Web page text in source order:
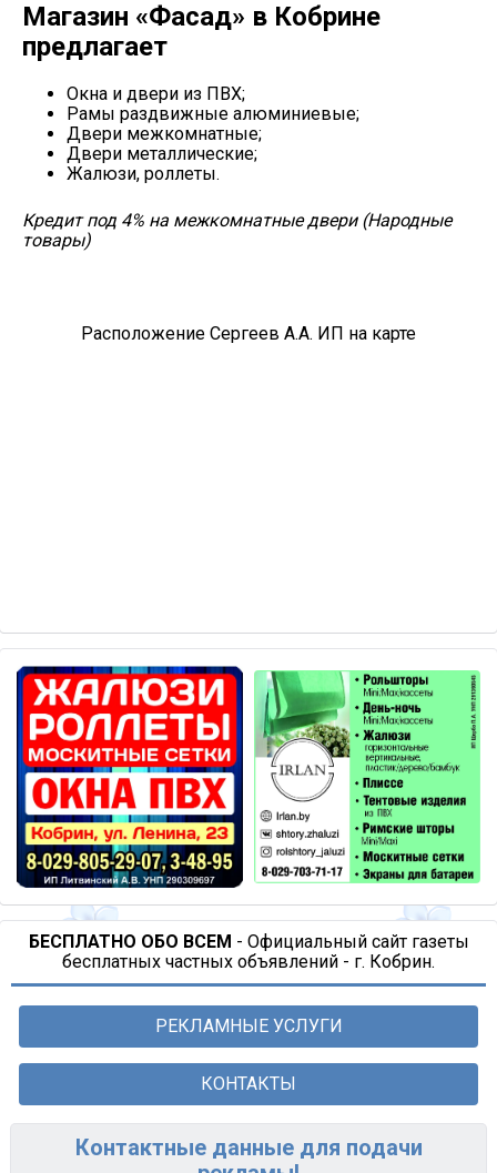
Магазин «Фасад» в Кобрине
предлагает
Окна и двери из ПВХ;
Рамы раздвижные алюминиевые;
Двери межкомнатные;
Двери металлические;
Жалюзи, роллеты.
Кредит под 4% на межкомнатные двери (Народные
товары)
Расположение Сергеев А.А. ИП на карте
БЕСПЛАТНО ОБО ВСЕМ - Официальный сайт газеты
бесплатных частных объявлений - г. Кобрин.
РЕКЛАМНЫЕ УСЛУГИ
КОНТАКТЫ
Контактные данные для подачи